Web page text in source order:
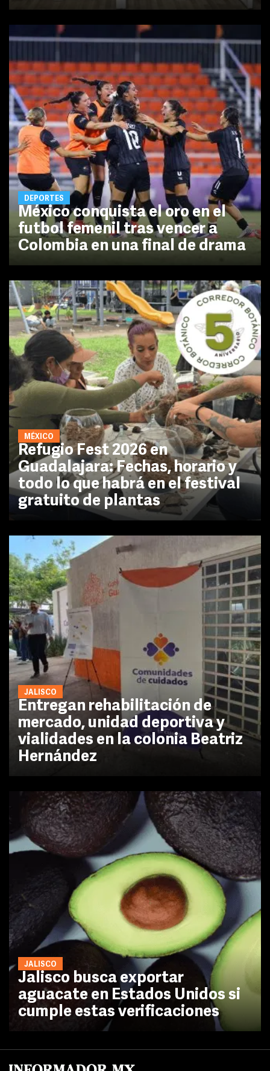
DEPORTES
México conquista el oro en el
futbol femenil tras vencer a
Colombia en una final de drama
MÉXICO
Refugio Fest 2026 en
Guadalajara: Fechas, horario y
todo lo que habrá en el festival
gratuito de plantas
JALISCO
Entregan rehabilitación de
mercado, unidad deportiva y
vialidades en la colonia Beatriz
Hernández
JALISCO
Jalisco busca exportar
aguacate en Estados Unidos si
cumple estas verificaciones